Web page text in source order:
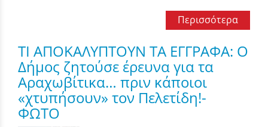
Περισσότερα
ΤΙ ΑΠΟΚΑΛΥΠΤΟΥΝ ΤΑ ΕΓΓΡΑΦΑ: Ο
Δήμος ζητούσε έρευνα για τα
Αραχωβίτικα… πριν κάποιοι
«χτυπήσουν» τον Πελετίδη!-
ΦΩΤΟ